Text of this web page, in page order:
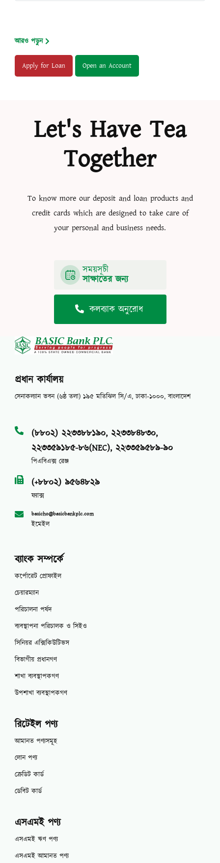
আরও পড়ুন
Apply for Loan Open an Account
Let's Have Tea
Together
To know more our deposit and loan products and
credit cards which are designed to take care of
your personal and business needs.
সময়সূচী
সাক্ষাতের জন্য
কলব্যাক অনুরোধ
প্রধান কার্যালয়
সেনাকল্যান ভবন (৬ষ্ঠ তলা) ১৯৫ মতিঝিল সি/এ, ঢাকা-১০০০, বাংলাদেশ
(৮৮০২) ২২৩৩৮৮১৯০, ২২৩৩৮৪৮৩০,
২২৩৩৫৯১৮৫-৮৬(NEC), ২২৩৩৫৯৫৮৯-৯০
পিএবিএক্স রেঞ্জ
(+৮৮০২) ৯৫৬৪৮২৯
ফ্যাক্স
basicho@basicbankplc.com
ইমেইল
ব্যাংক সম্পর্কে
কর্পোরেট প্রোফাইল
চেয়ারম্যান
পরিচালনা পর্ষদ
ব্যবস্থাপনা পরিচালক ও সিইও
সিনিয়র এক্সিকিউটিভস
বিভাগীয় প্রধানগণ
শাখা ব্যবস্থাপকগণ
উপশাখা ব্যবস্থাপকগণ
রিটেইল পণ্য
আমানত পণ্যসমূহ
লোন পণ্য
ক্রেডিট কার্ড
ডেবিট কার্ড
এসএমই পণ্য
এসএমই ঋণ পণ্য
এসএমই আমানত পণ্য